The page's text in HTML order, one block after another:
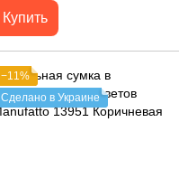
Купить
−11%
Сделано в Украине